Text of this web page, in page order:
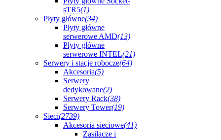
sTR5(1)
Płyty główne(34)
Płyty główne
serwerowe AMD(13)
Płyty główne
serwerowe INTEL(21)
Serwery i stacje robocze(64)
Akcesoria(5)
Serwery
dedykowane(2)
Serwery Rack(38)
Serwery Tower(19)
Sieci(2739)
Akcesoria sieciowe(41)
Zasilacze i